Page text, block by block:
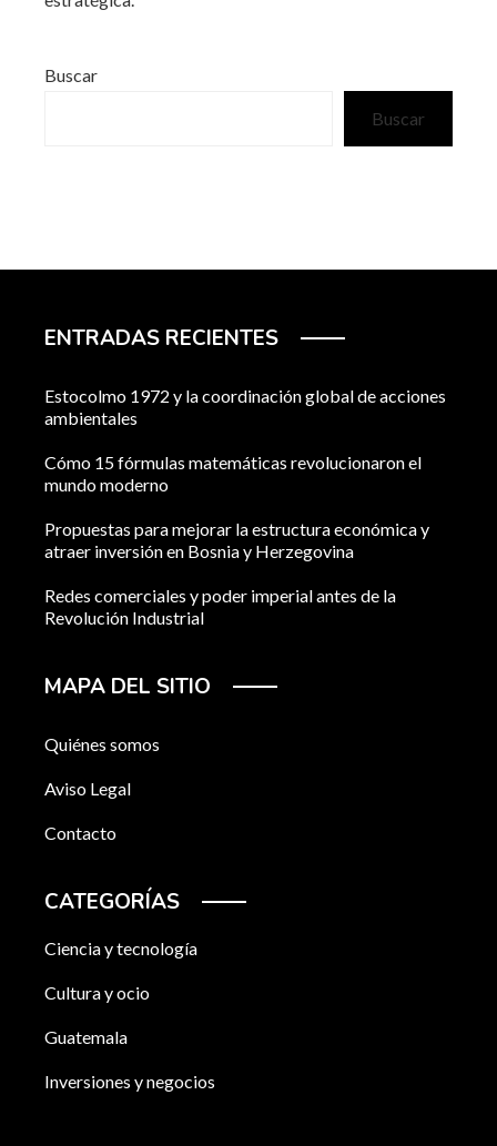
Buscar
Buscar
ENTRADAS RECIENTES
Estocolmo 1972 y la coordinación global de acciones
ambientales
Cómo 15 fórmulas matemáticas revolucionaron el
mundo moderno
Propuestas para mejorar la estructura económica y
atraer inversión en Bosnia y Herzegovina
Redes comerciales y poder imperial antes de la
Revolución Industrial
MAPA DEL SITIO
Quiénes somos
Aviso Legal
Contacto
CATEGORÍAS
Ciencia y tecnología
Cultura y ocio
Guatemala
Inversiones y negocios